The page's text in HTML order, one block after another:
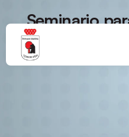
Seminario